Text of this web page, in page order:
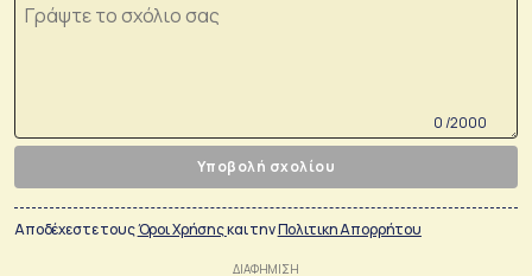
0 /2000
Υποβολή σχολίου
Αποδέχεστε τουςΌροι Χρήσηςκαι τηνΠολιτικη Απορρήτου